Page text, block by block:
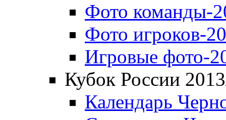
Фото команды-
Фото игроков-
Игровые фото-
Кубок России
Календарь